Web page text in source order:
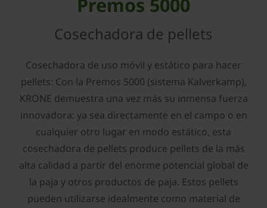
Premos 5000
Cosechadora de pellets
Cosechadora de uso móvil y estático para hacer
pellets: Con la Premos 5000 (sistema Kalverkamp),
KRONE demuestra una vez más su inmensa fuerza
innovadora: ya sea directamente en el campo o en
cualquier otro lugar en modo estático, esta
cosechadora de pellets produce pellets de la más
alta calidad a partir del enorme potencial global de
la paja y otros productos de paja. Estos pellets
pueden utilizarse idealmente como material de